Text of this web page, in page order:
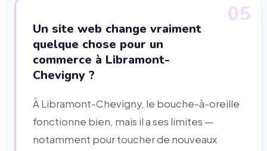
05
Un site web change vraiment
quelque chose pour un
commerce à Libramont-
Chevigny ?
À Libramont-Chevigny, le bouche-à-oreille
fonctionne bien, mais il a ses limites —
notamment pour toucher de nouveaux